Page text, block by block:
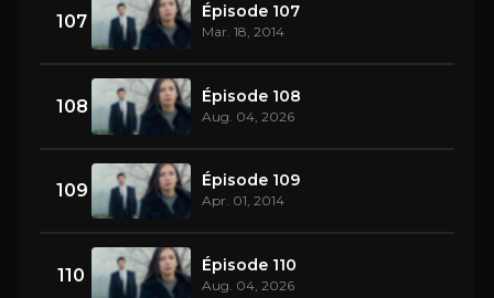
107 Épisode 107
Mar. 18, 2014
108 Épisode 108
Aug. 04, 2026
109 Épisode 109
Apr. 01, 2014
110 Épisode 110
Aug. 04, 2026